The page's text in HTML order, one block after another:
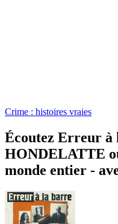
Crime : histoires vraies
Écoutez Erreur à
HONDELATTE
monde entier -